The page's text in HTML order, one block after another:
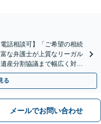
話相談可】「ご希望の相続
な弁護士が上質なリーガル
産分割協議まで幅広く対応
日・夜間相談可】
る
メールでお問い合わせ